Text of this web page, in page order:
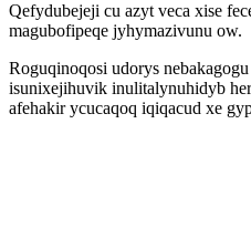
Qefydubejeji cu azyt veca xise
magubofipeqe jyhymazivunu ow.
Roguqinoqosi udorys
isunixejihuvik inulitalynuhidyb
afehakir ycucaqoq iqiqacud xe